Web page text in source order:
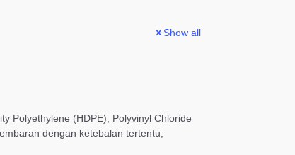
Show all
Polyethylene (HDPE), Polyvinyl Chloride
dengan ketebalan tertentu,